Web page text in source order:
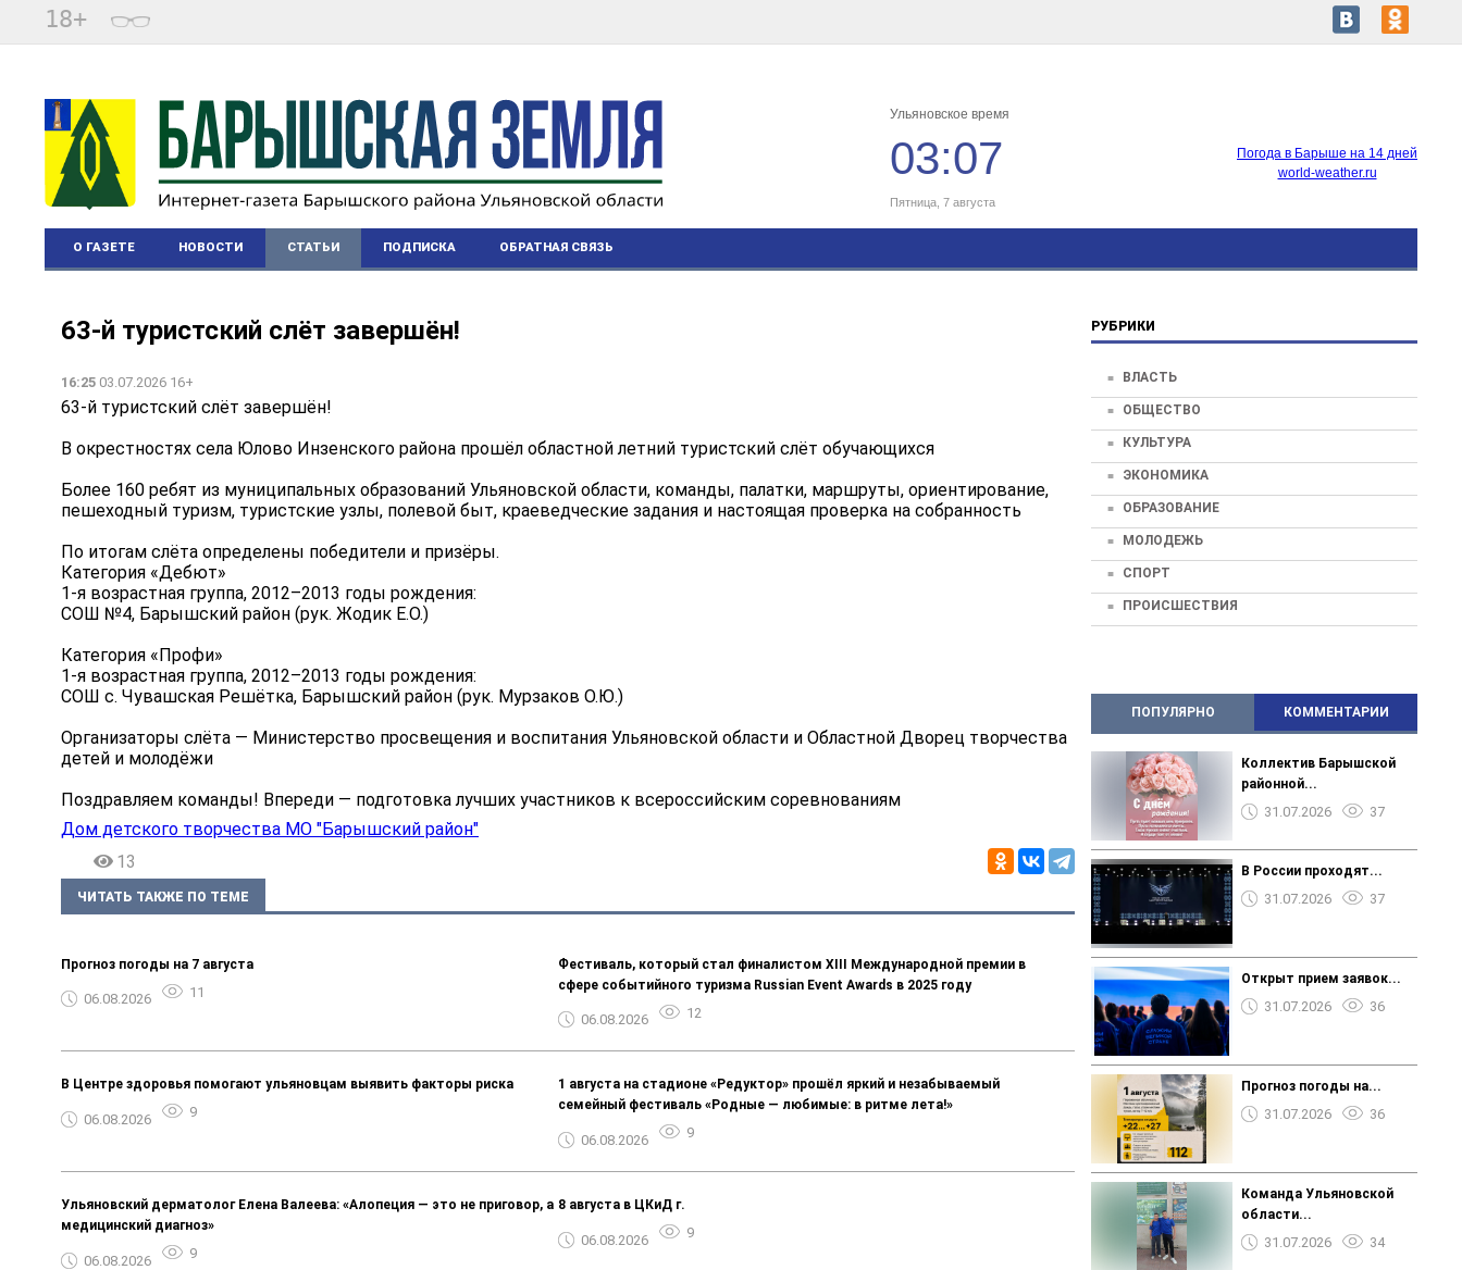
18+
Ульяновское время
03:07
Пятница, 7 августа
Погода в Барыше на 14 дней
world-weather.ru
О ГАЗЕТЕ НОВОСТИ СТАТЬИ ПОДПИСКА ОБРАТНАЯ СВЯЗЬ
63-й туристский слёт завершён!
16:25 03.07.2026 16+
63-й туристский слёт завершён!
В окрестностях села Юлово Инзенского района прошёл областной летний туристский слёт обучающихся
Более 160 ребят из муниципальных образований Ульяновской области, команды, палатки, маршруты, ориентирование,
пешеходный туризм, туристские узлы, полевой быт, краеведческие задания и настоящая проверка на собранность
По итогам слёта определены победители и призёры.
Категория «Дебют»
1-я возрастная группа, 2012–2013 годы рождения:
СОШ №4, Барышский район (рук. Жодик Е.О.)
Категория «Профи»
1-я возрастная группа, 2012–2013 годы рождения:
СОШ с. Чувашская Решётка, Барышский район (рук. Мурзаков О.Ю.)
Организаторы слёта — Министерство просвещения и воспитания Ульяновской области и Областной Дворец творчества
детей и молодёжи
Поздравляем команды! Впереди — подготовка лучших участников к всероссийским соревнованиям
Дом детского творчества МО "Барышский район"
13
ЧИТАТЬ ТАКЖЕ ПО ТЕМЕ
Прогноз погоды на 7 августа
06.08.2026 11
Фестиваль, который стал финалистом ХIII Международной премии в
сфере событийного туризма Russian Event Awards в 2025 году
06.08.2026 12
В Центре здоровья помогают ульяновцам выявить факторы риска
06.08.2026 9
1 августа на стадионе «Редуктор» прошёл яркий и незабываемый
семейный фестиваль «Родные — любимые: в ритме лета!»
06.08.2026 9
Ульяновский дерматолог Елена Валеева: «Алопеция — это не приговор, а
медицинский диагноз»
06.08.2026 9
8 августа в ЦКиД г.
06.08.2026 9
РУБРИКИ
ВЛАСТЬ
ОБЩЕСТВО
КУЛЬТУРА
ЭКОНОМИКА
ОБРАЗОВАНИЕ
МОЛОДЕЖЬ
СПОРТ
ПРОИСШЕСТВИЯ
ПОПУЛЯРНО КОММЕНТАРИИ
Коллектив Барышской
районной...
31.07.2026 37
В России проходят...
31.07.2026 37
Открыт прием заявок...
31.07.2026 36
Прогноз погоды на...
31.07.2026 36
Команда Ульяновской
области...
31.07.2026 34